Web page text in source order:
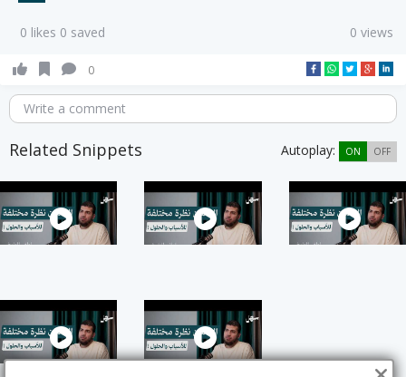
0 likes 0 saved 0 views
0
Write a comment
Related Snippets Autoplay: ON OFF